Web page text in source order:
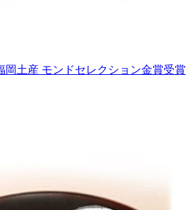
岡土産 モンドセレクション金賞受賞